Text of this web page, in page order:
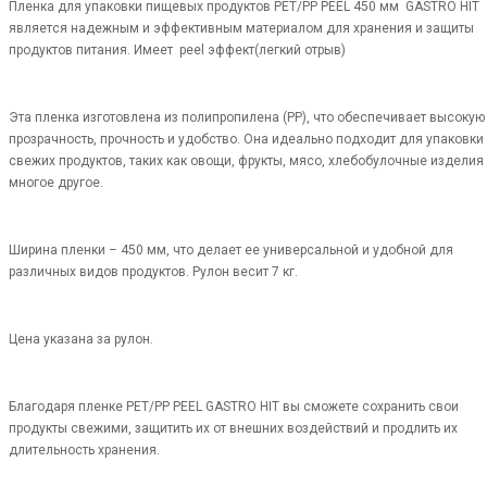
Пленка для упаковки пищевых продуктов PET/PP PEEL 450 мм GASTRO HIT
является надежным и эффективным материалом для хранения и защиты
продуктов питания. Имеет peel эффект(легкий отрыв)
Эта пленка изготовлена из полипропилена (PP), что обеспечивает высокую
прозрачность, прочность и удобство. Она идеально подходит для упаковки
свежих продуктов, таких как овощи, фрукты, мясо, хлебобулочные изделия
многое другое.
Ширина пленки – 450 мм, что делает ее универсальной и удобной для
различных видов продуктов. Рулон весит 7 кг.
Цена указана за рулон.
Благодаря пленке PET/PP PEEL GASTRO HIT вы сможете сохранить свои
продукты свежими, защитить их от внешних воздействий и продлить их
длительность хранения.